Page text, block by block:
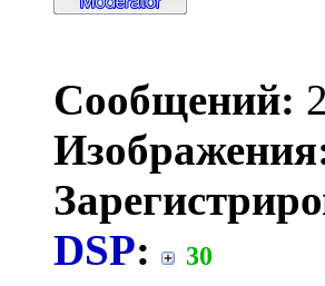
Сообщений:
DSP: 30